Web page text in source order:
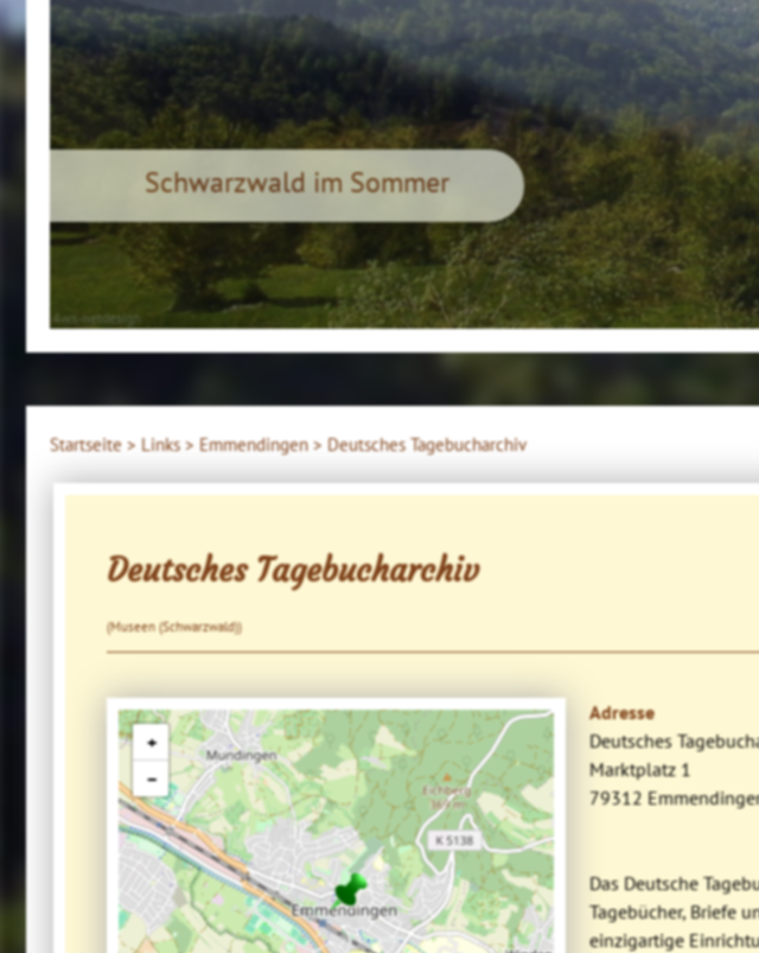
4ws-netdesign
Schwarzwald im Sommer
Startseite > Links > Emmendingen > Deutsches Tagebucharchiv
Deutsches Tagebucharchiv
(Museen (Schwarzwald))
+
−
Adresse
Deutsches
Marktplatz 1
79312
Das Deutsche
Tagebücher, Briefe
einzigartige